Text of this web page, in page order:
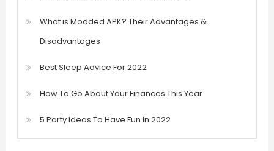
What is Modded APK? Their Advantages &
Disadvantages
Best Sleep Advice For 2022
How To Go About Your Finances This Year
5 Party Ideas To Have Fun In 2022